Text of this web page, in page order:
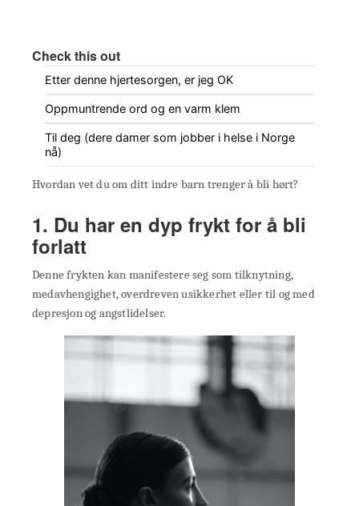
Check this out
Etter denne hjertesorgen, er jeg OK
Oppmuntrende ord og en varm klem
Til deg (dere damer som jobber i helse i Norge
nå)
Hvordan vet du om ditt indre barn trenger å bli hørt?
1. Du har en dyp frykt for å bli
forlatt
Denne frykten kan manifestere seg som tilknytning,
medavhengighet, overdreven usikkerhet eller til og med
depresjon og angstlidelser.